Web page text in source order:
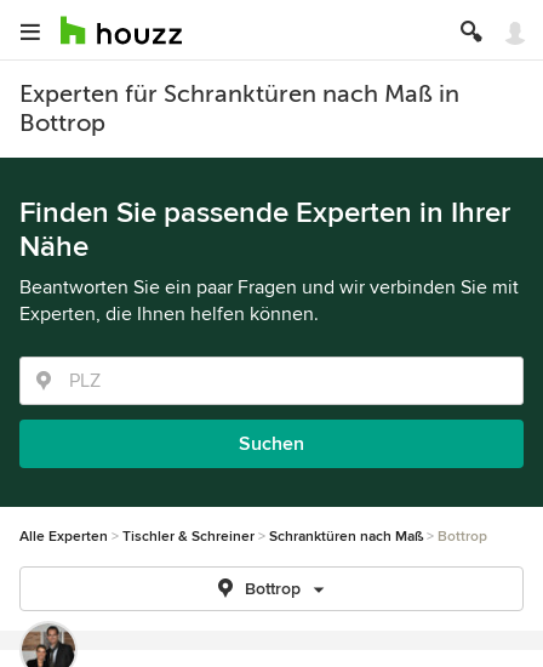
Experten für Schranktüren nach Maß in
Bottrop
Finden Sie passende Experten in Ihrer
Nähe
Beantworten Sie ein paar Fragen und wir verbinden Sie mit
Experten, die Ihnen helfen können.
Suchen
Alle Experten Tischler & Schreiner Schranktüren nach Maß Bottrop
Bottrop